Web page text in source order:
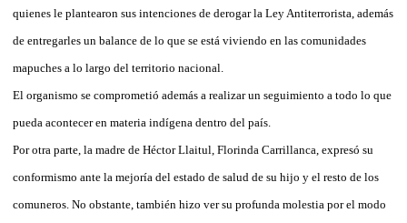
quienes le plantearon sus intenciones de derogar la Ley Antiterrorista, además
de entregarles un balance de lo que se está viviendo en las comunidades
mapuches a lo largo del territorio nacional.
El organismo se comprometió además a realizar un seguimiento a todo lo que
pueda acontecer en materia indígena dentro del país.
Por otra parte, la madre de Héctor Llaitul, Florinda Carrillanca, expresó su
conformismo ante la mejoría del estado de salud de su hijo y el resto de los
comuneros. No obstante, también hizo ver su profunda molestia por el modo